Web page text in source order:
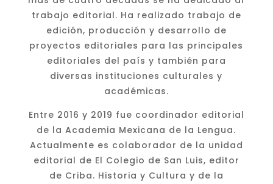
trabajo editorial. Ha realizado trabajo de
edición, producción y desarrollo de
proyectos editoriales para las principales
editoriales del país y también para
diversas instituciones culturales y
académicas.
Entre 2016 y 2019 fue coordinador editorial
de la Academia Mexicana de la Lengua.
Actualmente es colaborador de la unidad
editorial de El Colegio de San Luis, editor
de Criba. Historia y Cultura y de la